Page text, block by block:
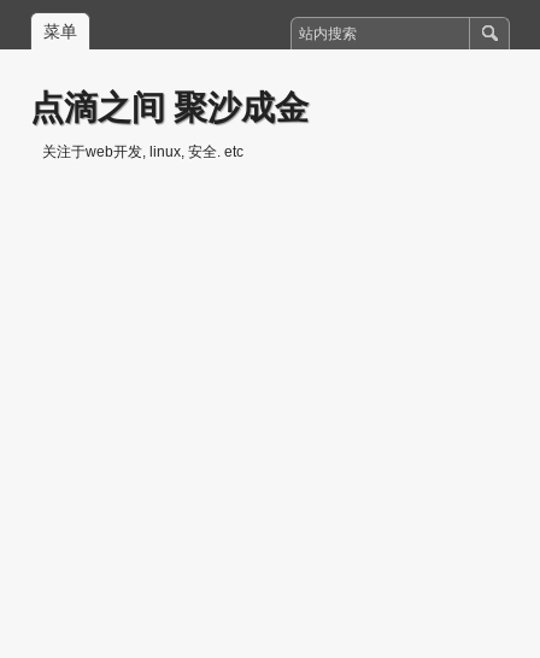
菜单
点滴之间 聚沙成金
关注于web开发, linux, 安全. etc